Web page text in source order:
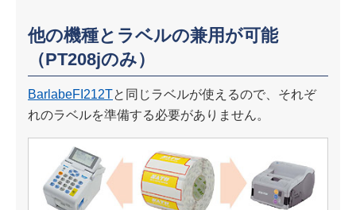
他の機種とラベルの兼用が可能
（PT208jのみ）
BarlabeFI212Tと同じラベルが使えるので、それぞ
れのラベルを準備する必要がありません。